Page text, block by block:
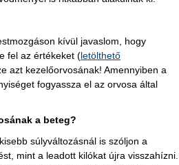
kívül javaslom, hogy
fel az értékeket (letölthető
azt kezelőorvosának! Amennyiben a
fogyassza el az orvosa által
a beteg?
súlyváltozásnál is szóljon a
mint a leadott kilókat újra visszahízni.